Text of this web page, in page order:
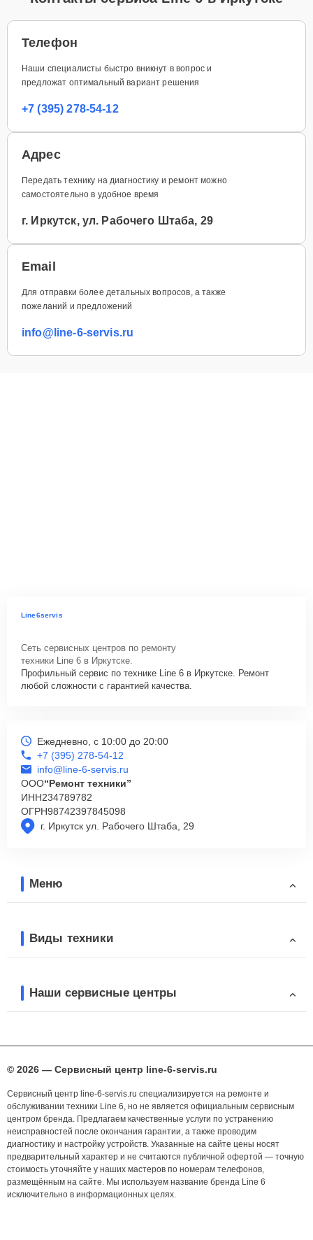
Телефон
Наши специалисты быстро вникнут в вопрос и
предложат оптимальный вариант решения
+7 (395) 278-54-12
Адрес
Передать технику на диагностику и ремонт можно
самостоятельно в удобное время
г. Иркутск, ул. Рабочего Штаба, 29
Email
Для отправки более детальных вопросов, а также
пожеланий и предложений
info@line-6-servis.ru
Line6servis
Сеть сервисных центров по ремонту
техники Line 6 в Иркутске.
Профильный сервис по технике Line 6 в Иркутске. Ремонт
любой сложности с гарантией качества.
г. Иркутск ул. Рабочего Штаба, 29
Ежедневно, с 10:00 до 20:00
+7 (395) 278-54-12
info@line-6-servis.ru
ООО“Ремонт техники”
ИНН234789782
ОГРН98742397845098
Меню
Виды техники
Наши сервисные центры
© 2026 — Сервисный центр line-6-servis.ru
Сервисный центр line-6-servis.ru специализируется на ремонте и
обслуживании техники Line 6, но не является официальным сервисным
центром бренда. Предлагаем качественные услуги по устранению
неисправностей после окончания гарантии, а также проводим
диагностику и настройку устройств. Указанные на сайте цены носят
предварительный характер и не считаются публичной офертой — точную
стоимость уточняйте у наших мастеров по номерам телефонов,
размещённым на сайте. Мы используем название бренда Line 6
исключительно в информационных целях.